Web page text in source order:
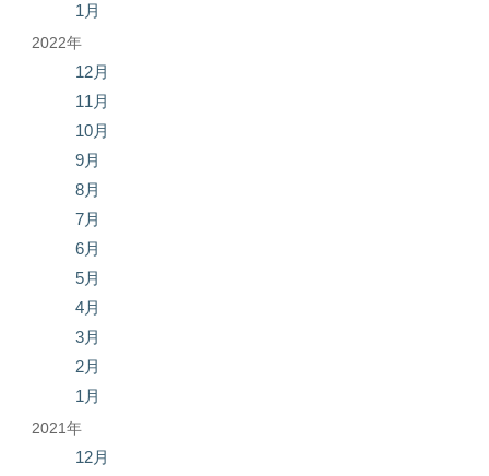
1月
2022年
12月
11月
10月
9月
8月
7月
6月
5月
4月
3月
2月
1月
2021年
12月